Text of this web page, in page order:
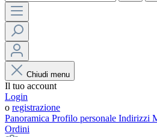
Chiudi menu
Il tuo account
Login
o registrazione
Panoramica Profilo personale Indirizzi
Ordini